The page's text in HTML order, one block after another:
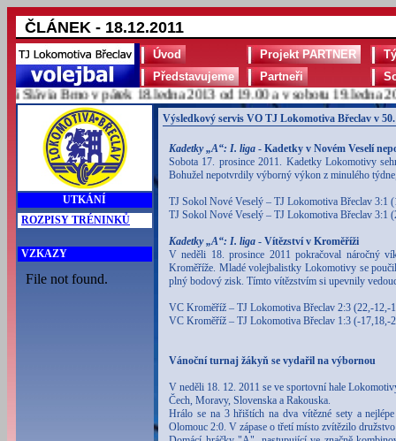
ČLÁNEK - 18.12.2011
Úvod Projekt PARTNER
Představujeme
Partneři
Brno v pátek 18.ledna 2013 od 19.00 a v sobotu 19.ledna
UTKÁNÍ
ROZPISY TRÉNINKŮ
VZKAZY
Výsledkový servis VO TJ Lokomotiva Břeclav v
Kadetky „A“: I. liga - Kadetky v Novém Veselí
Sobota 17. prosince 2011. Kadetky Lokomotivy
Bohužel nepotvrdily výborný výkon z minulého
TJ Sokol Nové Veselý – TJ Lokomotiva Břeclav 3:1
TJ Sokol Nové Veselý – TJ Lokomotiva Břeclav 3:1
Kadetky „A“: I. liga - Vítězství v Kroměříži
V neděli 18. prosince 2011 pokračoval náročný
Kroměříže. Mladé volejbalistky Lokomotivy se
plný bodový zisk. Tímto vítězstvím si upevnily
VC Kroměříž – TJ Lokomotiva Břeclav 2:3 (22,-12,-
VC Kroměříž – TJ Lokomotiva Břeclav 1:3 (-17,18,-
Vánoční turnaj žákyň se vydařil na výbornou
V neděli 18. 12. 2011 se ve sportovní hale
Čech, Moravy, Slovenska a Rakouska.
Hrálo se na 3 hřištích na dva vítězné sety a
Olomouc 2:0. V zápase o třetí místo zvítězilo